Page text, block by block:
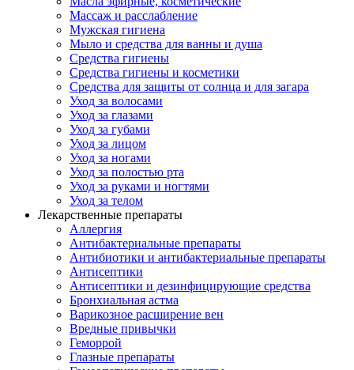
Массаж и расслабление
Мужская гигиена
Мыло и средства для ванны и душа
Средства гигиены
Средства гигиены и косметики
Средства для защиты от солнца и для загара
Уход за волосами
Уход за глазами
Уход за губами
Уход за лицом
Уход за ногами
Уход за полостью рта
Уход за руками и ногтями
Уход за телом
Лекарственные препараты
Аллергия
Антибактериальные препараты
Антибиотики и антибактериальные препараты
Антисептики
Антисептики и дезинфицирующие средства
Бронхиальная астма
Варикозное расширение вен
Вредные привычки
Геморрой
Глазные препараты